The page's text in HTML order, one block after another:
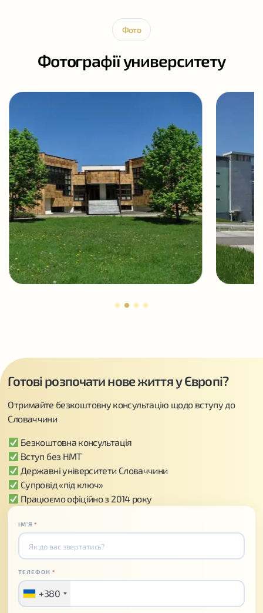
Фото
Фотографії университету
Готові розпочати нове життя у Європі?
Отримайте безкоштовну консультацію щодо вступу до
Словаччини
Безкоштовна консультація
Вступ без НМТ
Державні університети Словаччини
Супровід «під ключ»
Працюємо офіційно з 2014 року
ІМʼЯ*
ТЕЛЕФОН*
+380